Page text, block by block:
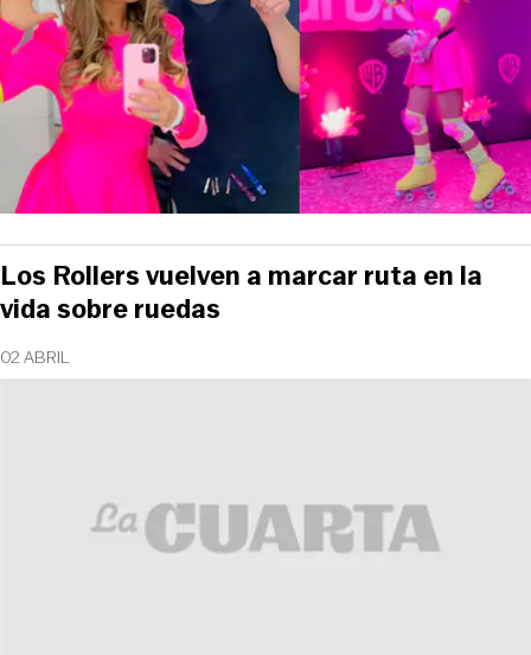
02 ABRIL
Los Rollers vuelven a marcar ruta en la
vida sobre ruedas